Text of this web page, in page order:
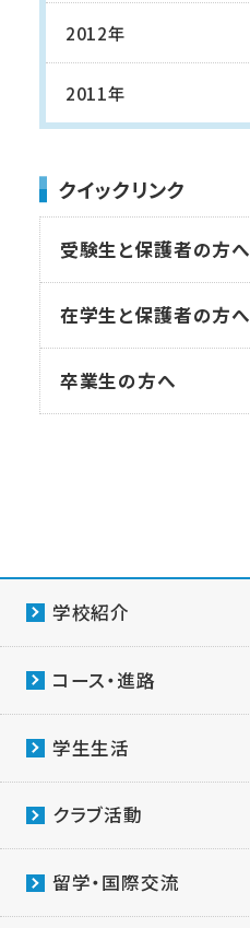
2012年
2011年
クイックリンク
受験生と保護者の方へ
在学生と保護者の方へ
卒業生の方へ
学校紹介
コース・進路
学生生活
クラブ活動
留学・国際交流